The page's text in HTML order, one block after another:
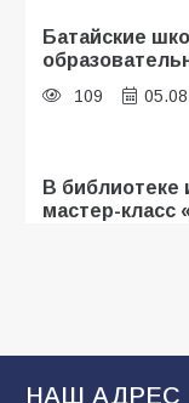
Батайские
109
В библиотеке
мастер-
деле
НАШ АДРЕС